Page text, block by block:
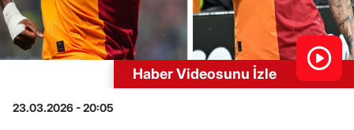
Haber Videosunu İzle
23.03.2026 - 20:05